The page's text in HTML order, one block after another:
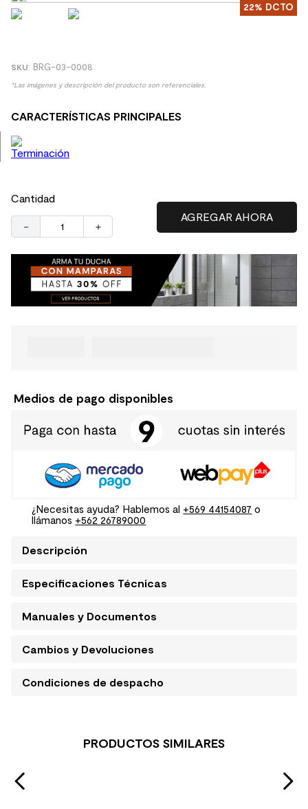
8. receptaculo 22% DCTO
: BRG-03-0008
*Las imágenes y descripción del producto son referenciales.
CARACTERÍSTICAS PRINCIPALES
Cantidad
＋
－
Medios de pago disponibles
¿Necesitas ayuda? Hablemos al +569 44154087 o
llámanos +562 26789000
Descripción
Especificaciones Técnicas
Manuales y Documentos
Cambios y Devoluciones
Condiciones de despacho
PRODUCTOS SIMILARES